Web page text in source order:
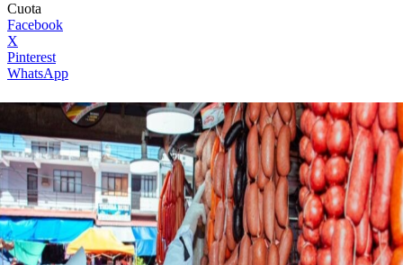
Cuota
Facebook
X
Pinterest
WhatsApp